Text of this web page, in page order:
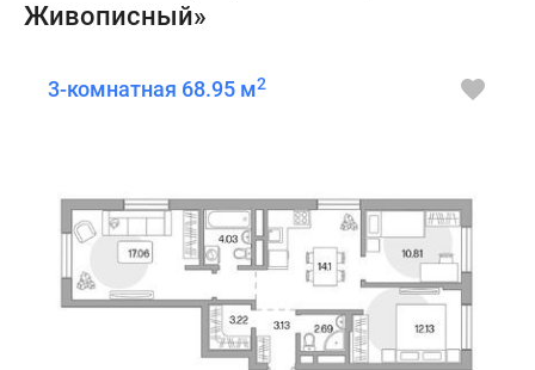
Живописный»
3-комнатная 68.95 м2